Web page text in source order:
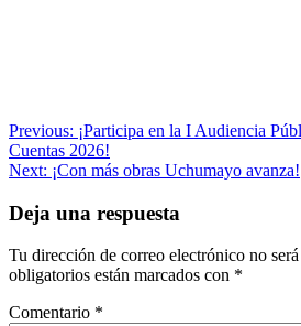
Navegación
de
Previous: ¡Participa en la I Audiencia
Cuentas 2026!
Next: ¡Con más obras Uchumayo avanza!
Deja una respuesta
Tu dirección de correo electrónico no
obligatorios están marcados con *
Comentario *